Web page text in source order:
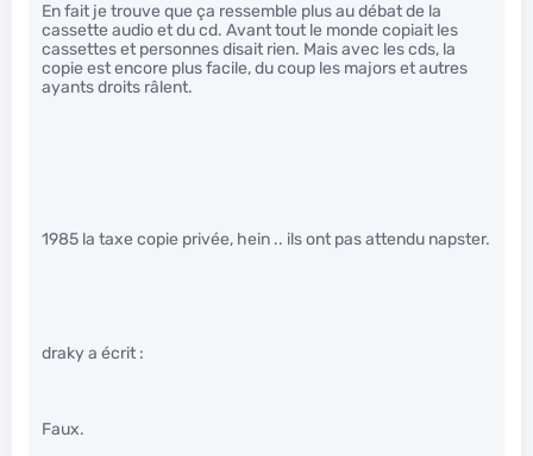
En fait je trouve que ça ressemble plus au débat de la
cassette audio et du cd. Avant tout le monde copiait les
cassettes et personnes disait rien. Mais avec les cds, la
copie est encore plus facile, du coup les majors et autres
ayants droits râlent.
1985 la taxe copie privée, hein .. ils ont pas attendu napster.
draky a écrit :
Faux.